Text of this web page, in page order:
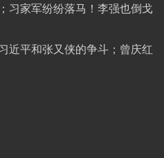
习家军纷纷落马！李强也倒戈
近平和张又侠的争斗；曾庆红